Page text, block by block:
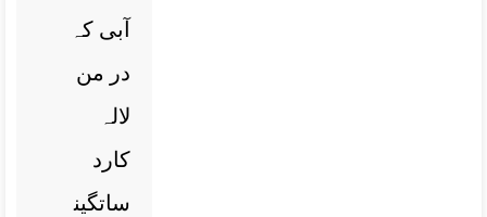
آبی کہ
در من
لالہ
کارد
ساتگین